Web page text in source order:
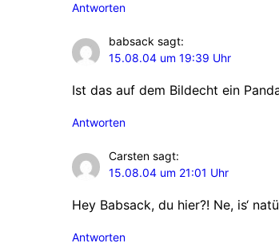
Antworten
babsack sagt:
15.08.04 um 19:39 Uhr
Ist das auf dem Bildecht ein
Antworten
Carsten sagt:
15.08.04 um 21:01 Uhr
Hey Babsack, du hier?! Ne, is‘
Antworten